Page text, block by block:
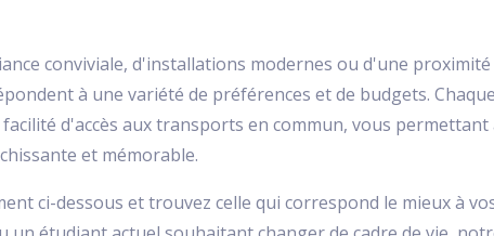
conviviale, d'installations modernes ou d'une
à une variété de préférences et de budgets.
d'accès aux transports en commun, vous
et mémorable.
ci-dessous et trouvez celle qui correspond le mieux à